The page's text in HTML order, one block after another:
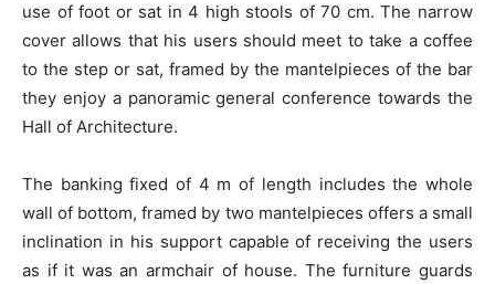
use of foot or sat in 4 high stools of 70 cm. The narrow
cover allows that his users should meet to take a coffee
to the step or sat, framed by the mantelpieces of the bar
they enjoy a panoramic general conference towards the
Hall of Architecture.
The banking fixed of 4 m of length includes the whole
wall of bottom, framed by two mantelpieces offers a small
inclination in his support capable of receiving the users
as if it was an armchair of house. The furniture guards